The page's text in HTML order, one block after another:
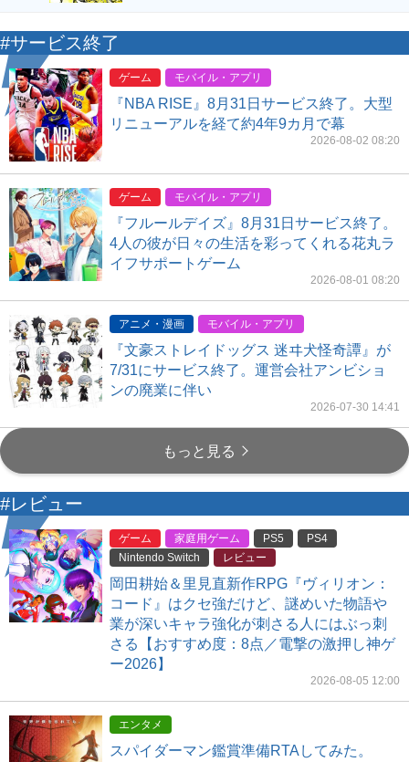
#サービス終了
ゲーム モバイル・アプリ
『NBA RISE』8月31日サービス終了。大型
リニューアルを経て約4年9カ月で幕
2026-08-02 08:20
ゲーム モバイル・アプリ
『フルールデイズ』8月31日サービス終了。
4人の彼が日々の生活を彩ってくれる花丸ラ
イフサポートゲーム
2026-08-01 08:20
アニメ・漫画 モバイル・アプリ
『文豪ストレイドッグス 迷ヰ犬怪奇譚』が
7/31にサービス終了。運営会社アンビショ
ンの廃業に伴い
2026-07-30 14:41
もっと見る
#レビュー
ゲーム 家庭用ゲーム PS5
PS4
Nintendo Switch
レビュー
岡田耕始＆里見直新作RPG『ヴィリオン：
コード』はクセ強だけど、謎めいた物語や
業が深いキャラ強化が刺さる人にはぶっ刺
さる【おすすめ度：8点／電撃の激押し神ゲ
ー2026】
2026-08-05 12:00
エンタメ
スパイダーマン鑑賞準備RTAしてみた。